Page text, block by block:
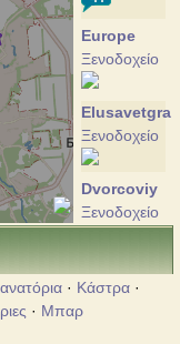
Europe
Ξενοδοχείο
Elusavetgrad
Ξενοδοχείο
Dvorcoviy
Ξενοδοχείο
Johnny
Walker
Ξενοδοχείο
· Κάστρα·
· Μπαρ